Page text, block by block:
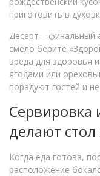
приготовить в
Десерт – финальный
смело берите
вреда для здоровья
ягодами или
порадуют гостей и
Сервировка
делают
Когда еда готова,
расположение